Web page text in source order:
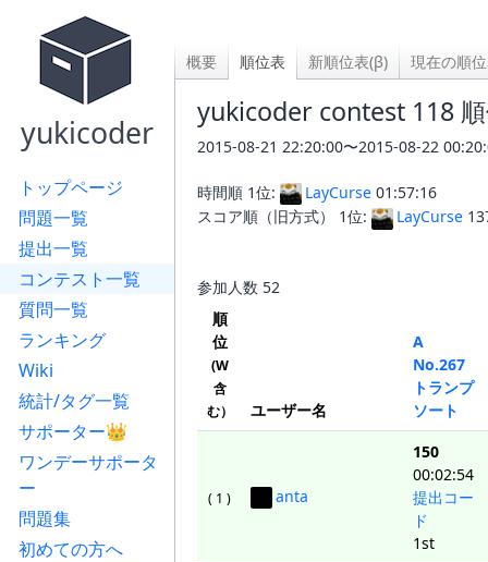
yukicoder
トップページ
問題一覧
提出一覧
コンテスト一覧
質問一覧
ランキング
Wiki
統計/タグ一覧
サポーター👑
ワンデーサポータ
ー
問題集
初めての方へ
概要 順位表 新順位表(β) 現在の順
yukicoder contest 118
2015-08-21 22:20:00〜2015-08-22
時間順 1位: LayCurse 01:57:16
スコア順（旧方式） 1位:
LayCurse
参加人数 52
順
位
(W
含
む）
ユーザー名
A
No.267
トランプ
ソート
( 1 ) anta
150
00:02:54
提出コー
ド
1st